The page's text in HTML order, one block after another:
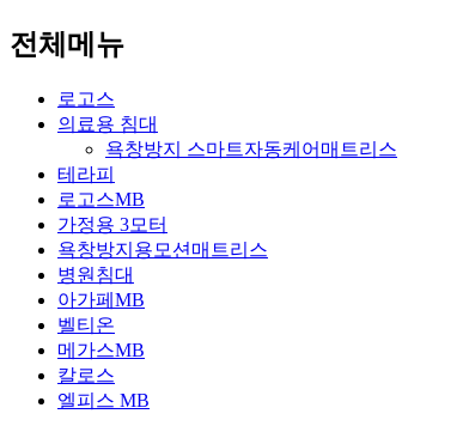
전체메뉴
로고스
의료용 침대
욕창방지 스마트자동케어매트리스
테라피
로고스MB
가정용 3모터
욕창방지용모션매트리스
병원침대
아가페MB
벨티온
메가스MB
칼로스
엘피스 MB